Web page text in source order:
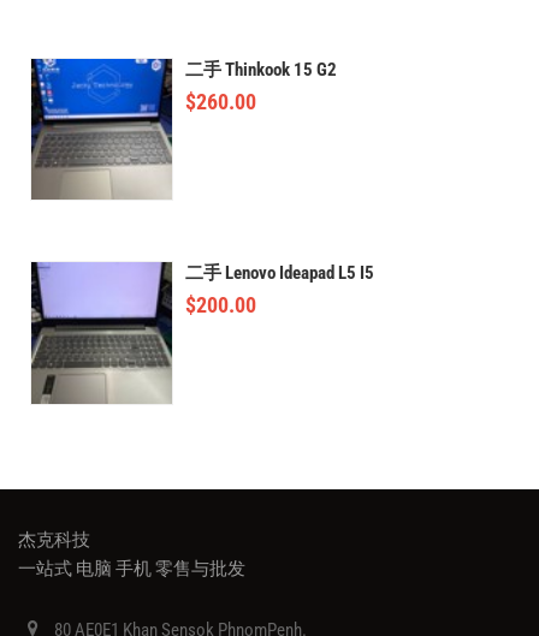
二手 Thinkook 15 G2
$260.00
二手 Lenovo Ideapad L5 I5
$200.00
杰克科技
一站式 电脑 手机 零售与批发
80 AE0E1 Khan Sensok PhnomPenh.